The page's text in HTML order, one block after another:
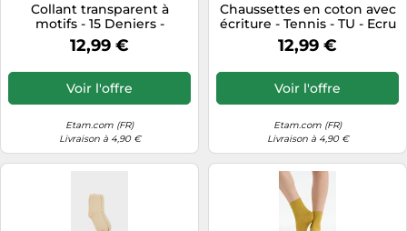
Collant transparent à
motifs - 15 Deniers -
Plumetis - S - Noir - Femme
- Etam
12,99 €
Voir l'offre
Etam.com (FR)
Livraison à 4,90 €
Chaussettes en coton avec
écriture - Tennis - TU - Ecru
- Femme - Etam
12,99 €
Voir l'offre
Etam.com (FR)
Livraison à 4,90 €